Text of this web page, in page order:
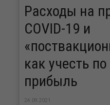
Расходы на
COVID-19 и
как учесть
прибыль
24.09.2021